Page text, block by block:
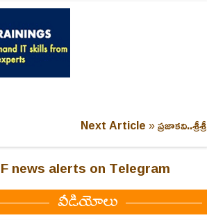
Next Article »ప్రజాకవి..శ్రీశ్రీ
news alerts on Telegram
వీడియోలు